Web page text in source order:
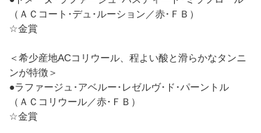
（ＡＣコート･デュ･ルーション／赤･ＦＢ）
☆金賞
＜希少産地ACコリウール、程よい酸と滑らかなタンニ
ンが特徴＞
●ラファージュ･アベルー･レゼルヴ･ド･パーントル
（ＡＣコリウール／赤･ＦＢ）
☆金賞